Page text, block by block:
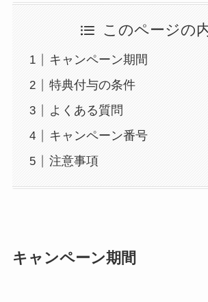
このページの
キャンペーン期間
特典付与の条件
よくある質問
キャンペーン番号
注意事項
キャンペーン期間